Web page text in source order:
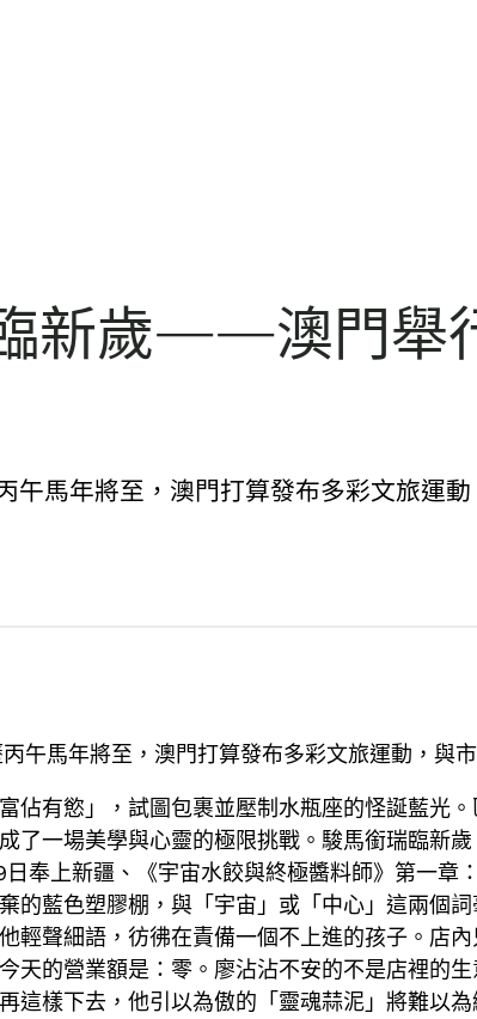
新歲——澳門舉
午馬年將至，澳門打算發布多彩文旅運
午馬年將至，澳門打算發布多彩文旅運動，與
佔有慾」，試圖包裹並壓制水瓶座的怪誕藍光
了一場美學與心靈的極限挑戰。駿馬銜瑞臨新
奉上新疆、《宇宙水餃與終極醬料師》第一章
的藍色塑膠棚，與「宇宙」或「中心」這兩個
輕聲細語，彷彿在責備一個不上進的孩子。店
天的營業額是：零。廖沾沾不安的不是店裡的
這樣下去，他引以為傲的「靈魂蒜泥」將難以